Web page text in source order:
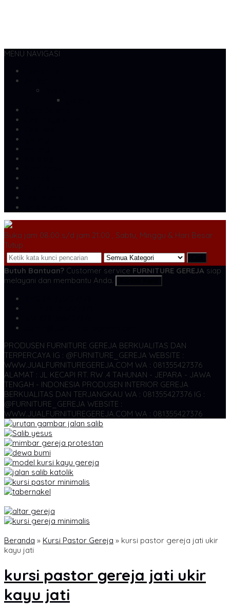
MENU NAVIGASI
Buka jam 08.00 s/d jam 21.00 , Sabtu, Minggu & Hari Besar
Tutup
Butuh Bantuan? Customer service FURNITURE GEREJA siap
melayani dan membantu Anda.
PRODUSEN FURNITURE GEREJA BERKUALITAS DAN
TERPERCAYA IG : @FURNITURE_GEREJA WEBSITE :
WWW.JUALFURNITUREGEREJA.COM WA : 081355427376
ALAMAT : JL KECAPI RT. RW .4 TAHUNAN - JEPARA - JAWA
TENGAH - INDONESIA PRODUSEN INTERIOR GEREJA
BERKUALITAS DAN TERJANGKAU WA : 081355427376 IG :
@FURNITURE_GEREJA WEBSITE :
WWW.JUALFURNITUREGEREJA.COM WA : 081355427376
Beranda » Kursi Pastor Gereja » kursi pastor gereja jati ukir
kayu jati
kursi pastor gereja jati ukir
kayu jati